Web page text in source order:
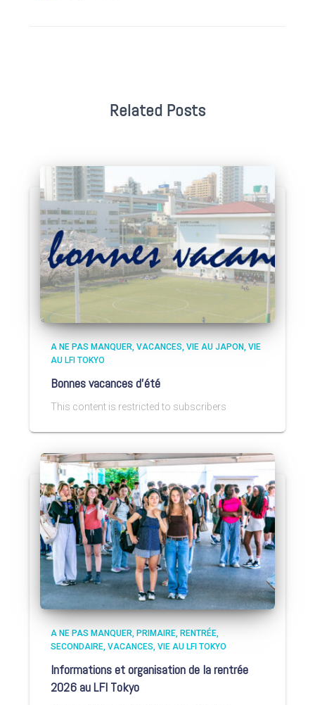
Related Posts
A NE PAS MANQUER VACANCES VIE AU JAPON VIE
AU LFI TOKYO
Bonnes vacances d’été
This content is restricted to subscribers
A NE PAS MANQUER PRIMAIRE RENTRÉE
SECONDAIRE VACANCES VIE AU LFI TOKYO
Informations et organisation de la rentrée
2026 au LFI Tokyo